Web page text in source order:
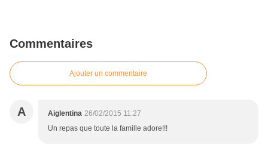
Commentaires
Ajouter un commentaire
A Aiglentina 26/02/2015 11:27
Un repas que toute la famille adore!!!